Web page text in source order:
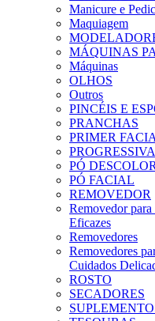
Manicure e
Maquiagem
MÁQUINAS
Máquinas
OLHOS
Outros
PINCÉIS E
PRANCHAS
PRIMER
PÓ
PÓ FACIAL
REMOVEDOR
Removedor
Eficazes
Removedores
Removedores
Cuidados
ROSTO
SECADORES